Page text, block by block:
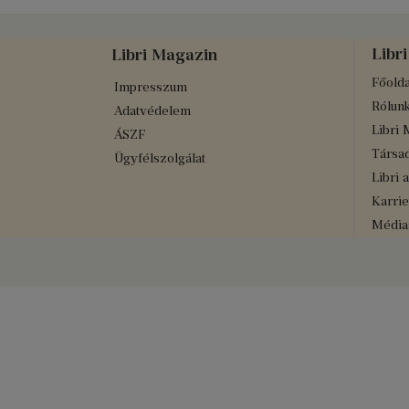
Libri Magazin
Impresszum
Adatvédelem
ÁSZF
Ügyfélszolgálat
Libri
Libri
Libri